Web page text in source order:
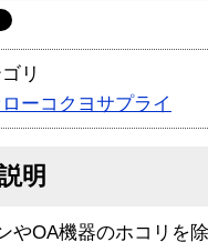
リ
ーコクヨサプライ
明
やOA機器のホコリを